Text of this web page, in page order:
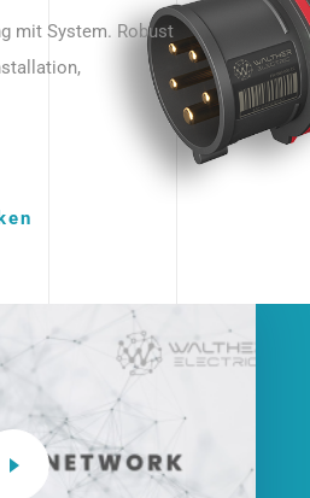
hier.
mit System. Robust
und